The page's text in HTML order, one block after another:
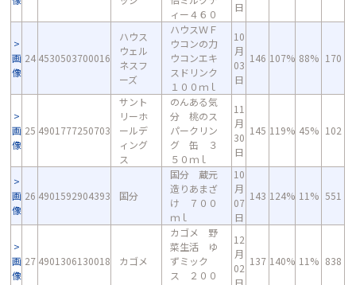
ィー４６０
日
画
像
24 4530503700016
ハウス
ウェル
ネスフ
ーズ
ハウスＷＦ
ウコンの力
ウコンエキ
スドリンク
１００ｍｌ
10
月
03
日
146 107% 88% 170
画
像
25 4901777250703
サント
リーホ
ールデ
ィング
ス
のんある気
分 桃のス
パークリン
グ 缶 ３
５０ｍｌ
11
月
30
日
145 119% 45% 102
画
像
26 4901592904393 国分
国分 蔵元
造りあまざ
け ７００
ｍｌ
10
月
07
日
143 124% 11% 551
画
像
27 4901306130018 カゴメ
カゴメ 野
菜生活 ゆ
ずミック
ス ２００
12
月
02
日
137 140% 11% 838